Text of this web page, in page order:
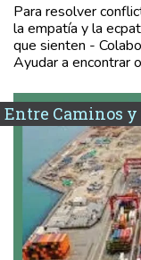
Para resolver
la empatía y la
que sienten -
Ayudar a encontrar
Entre Caminos